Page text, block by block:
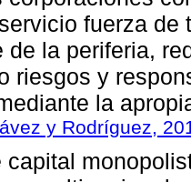
fuerza
de la periferia,
riesgos y
la
y Rodríguez,
capital